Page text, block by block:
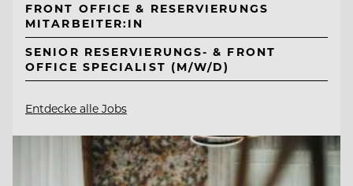
FRONT OFFICE & RESERVIERUNGS
MITARBEITER:IN
SENIOR RESERVIERUNGS- & FRONT
OFFICE SPECIALIST (M/W/D)
Entdecke alle Jobs